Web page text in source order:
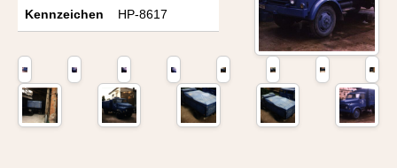
Kennzeichen HP-8617